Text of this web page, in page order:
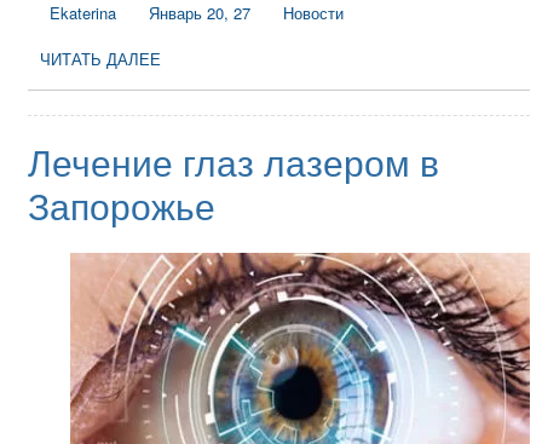
Ekaterina Январь 20, 27
Новости
ЧИТАТЬ ДАЛЕЕ
Лечение глаз лазером в
Запорожье